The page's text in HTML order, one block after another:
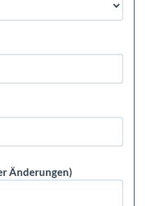
Änderungen)